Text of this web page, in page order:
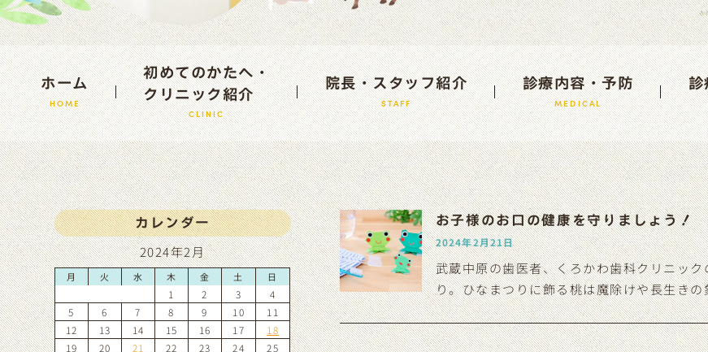
ホーム
HOME
初めてのかたへ・
クリニック紹介
CLINIC
院長・スタッフ紹介
STAFF
診療内容・予防
MEDICAL
診
お子様のお口の健康を守りましょう！
2024年2月21日
武蔵中原の歯医者、くろかわ歯科クリニッ
り。ひなまつりに飾る桃は魔除けや長生き
カレンダー
2024年2月
月 火 水 木 金 土 日
1 2 3
4
5
6 7 8 9 10
11
12
13 14 15 16 17
18
19
20 21 22 23 24
25